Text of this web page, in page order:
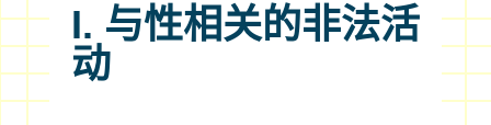
I. 与性相关的非法活
动